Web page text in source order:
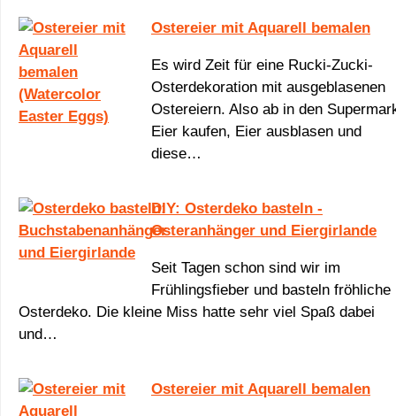
Ostereier mit Aquarell bemalen
Es wird Zeit für eine Rucki-Zucki-
Osterdekoration mit ausgeblasenen
Ostereiern. Also ab in den
Eier kaufen, Eier ausblasen und
diese…
DIY: Osterdeko basteln -
Osteranhänger und Eiergirlande
Seit Tagen schon sind wir im
Frühlingsfieber und basteln fröhliche
Osterdeko. Die kleine Miss hatte sehr viel Spaß dabei
und…
Ostereier mit Aquarell bemalen